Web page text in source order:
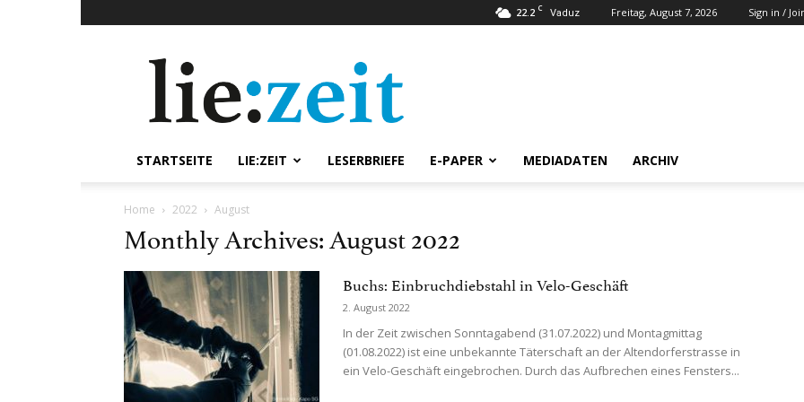
22.2 C Vaduz Freitag, August 7, 2026 Sign in /
STARTSEITE LIE:ZEIT LESERBRIEFE E-PAPER MEDIADATEN ARCHIV
Home 2022 August
Monthly Archives: August 2022
Buchs: Einbruchdiebstahl in Velo-Geschäft
2. August 2022
In der Zeit zwischen Sonntagabend (31.07.2022) und Montagmittag
(01.08.2022) ist eine unbekannte Täterschaft an der Altendorferstrasse in
ein Velo-Geschäft eingebrochen. Durch das Aufbrechen eines Fensters...